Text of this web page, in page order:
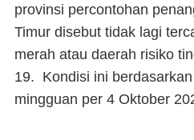
provinsi percontohan
Timur disebut tidak lagi
merah atau daerah risiko
19. Kondisi ini
mingguan per 4 Oktober